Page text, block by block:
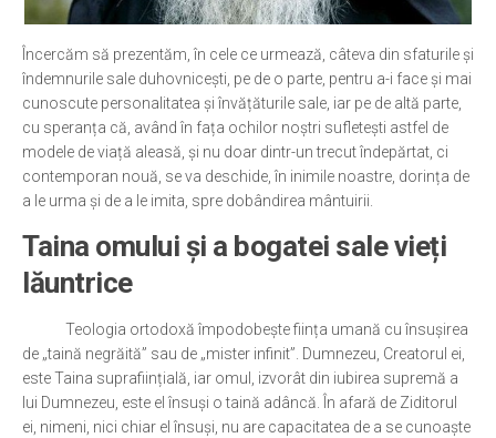
Încercăm să prezentăm, în cele ce urmează, câteva din sfaturile și
îndemnurile sale duhovnicești, pe de o parte, pentru a-i face și mai
cunoscute personalitatea și învățăturile sale, iar pe de altă parte,
cu speranța că, având în fața ochilor noștri sufletești astfel de
modele de viață aleasă, și nu doar dintr-un trecut îndepărtat, ci
contemporan nouă, se va deschide, în inimile noastre, dorința de
a le urma și de a le imita, spre dobândirea mântuirii.
Taina omului și a bogatei sale vieți
lăuntrice
Teologia ortodoxă împodobește ființa umană cu însușirea
de „taină negrăită” sau de „mister infinit”. Dumnezeu, Creatorul ei,
este Taina supraființială, iar omul, izvorât din iubirea supremă a
lui Dumnezeu, este el însuși o taină adâncă. În afară de Ziditorul
ei, nimeni, nici chiar el însuși, nu are capacitatea de a se cunoaște